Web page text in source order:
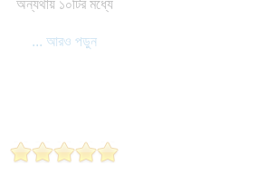
অন্যথায় ১০টির মধ্যে
... আরও পড়ুন